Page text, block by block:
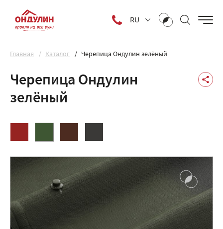
RU
Главная Каталог Черепица Ондулин зелёный
Черепица Ондулин
зелёный